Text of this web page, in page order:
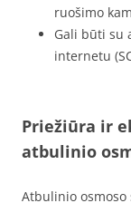
ruošimo
Gali būti su
internetu
Priežiūra ir
atbulinio
Atbulinio osmoso